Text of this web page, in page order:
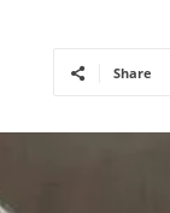
Share